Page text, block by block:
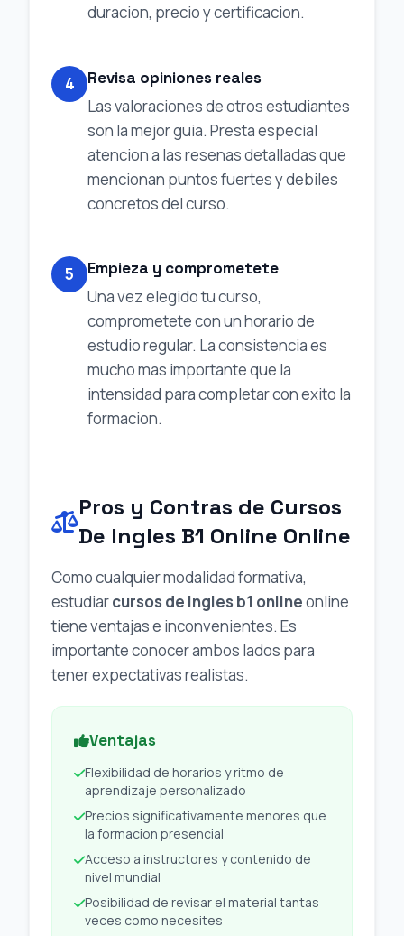
duracion, precio y certificacion.
4 Revisa opiniones reales
Las valoraciones de otros estudiantes
son la mejor guia. Presta especial
atencion a las resenas detalladas que
mencionan puntos fuertes y debiles
concretos del curso.
5 Empieza y comprometete
Una vez elegido tu curso,
comprometete con un horario de
estudio regular. La consistencia es
mucho mas importante que la
intensidad para completar con exito la
formacion.
Pros y Contras de Cursos
De Ingles B1 Online Online
Como cualquier modalidad formativa,
estudiarcursos de ingles b1 onlineonline
tiene ventajas e inconvenientes. Es
importante conocer ambos lados para
tener expectativas realistas.
Ventajas
Flexibilidad de horarios y ritmo de
aprendizaje personalizado
Precios significativamente menores que
la formacion presencial
Acceso a instructores y contenido de
nivel mundial
Posibilidad de revisar el material tantas
veces como necesites